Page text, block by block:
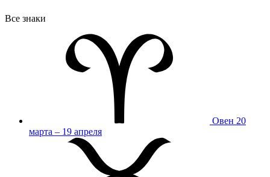
Все знаки
Овен 20
марта – 19 апреля